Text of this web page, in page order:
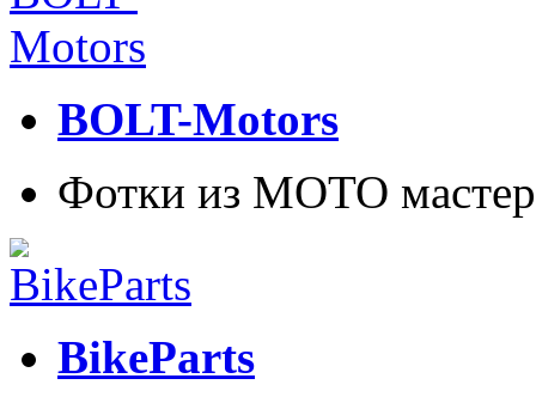
BOLT-Motors
Фотки из МОТО
BikeParts